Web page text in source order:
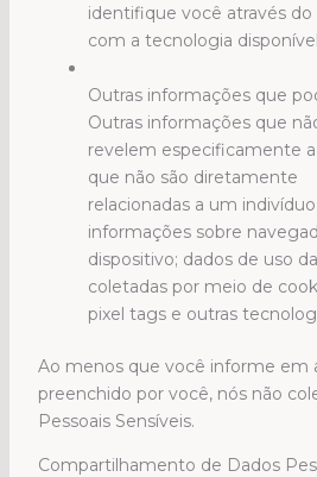
identifique você através do
com a tecnologia
Outras informações que
Outras informações que
revelem especificamente
que não são diretamente
relacionadas a um
informações sobre
dispositivo; dados de uso
coletadas por meio de
pixel tags e outras
Ao menos que você informe em
preenchido por você, nós não
Pessoais Sensíveis.
Compartilhamento de Dados